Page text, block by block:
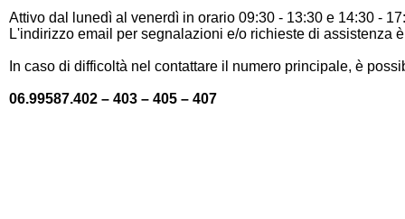
Attivo dal lunedì al venerdì in orario 09:30 - 13:30 e 14:30 -
L'indirizzo email per segnalazioni e/o richieste di assistenza
In caso di difficoltà nel contattare il numero principale, è
06.99587.402 – 403 – 405 – 407